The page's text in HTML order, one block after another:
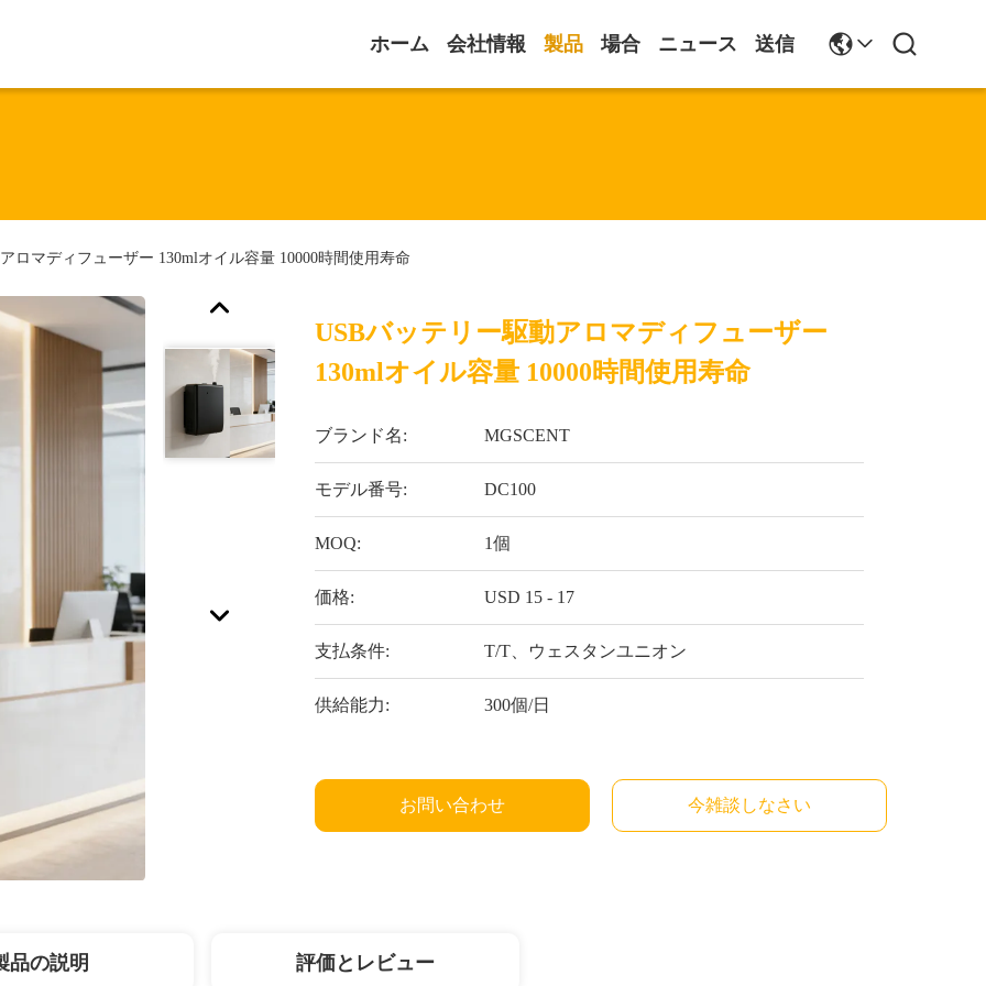
ホーム 会社情報 製品 場合 ニュース 送信
ロマディフューザー 130mlオイル容量 10000時間使用寿命
USBバッテリー駆動アロマディフューザー
130mlオイル容量 10000時間使用寿命
ブランド名: MGSCENT
モデル番号: DC100
MOQ: 1個
価格: USD 15 - 17
支払条件: T/T、ウェスタンユニオン
供給能力: 300個/日
お問い合わせ 今雑談しなさい
品の説明 評価とレビュー